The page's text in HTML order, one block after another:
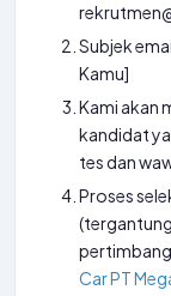
Subjek
Kamu]
Kami akan
kandidat
tes dan
Proses
Car PT